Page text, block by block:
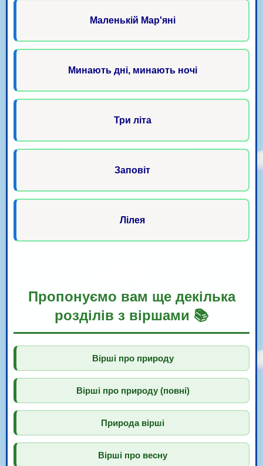
Маленькій Мар'яні
Минають дні, минають ночі
Три літа
Заповіт
Лілея
Пропонуємо вам ще декілька
розділів з віршами 📚
Вірші про природу
Вірші про природу (повні)
Природа вірші
Вірші про весну